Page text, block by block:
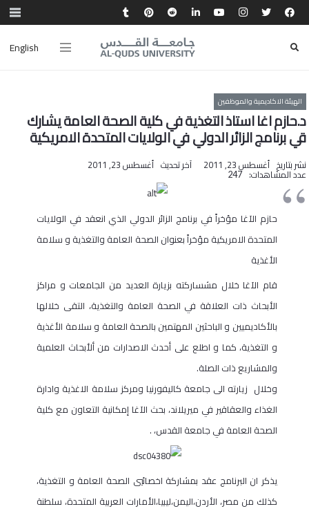
English
الهيئة الاكاديمية والموظفين
د.حازم اغا استاذ التغذية في كلية الصحة العامة يشارك
قي برنامج الزائر الدولي في الولايات المتحدة الامريكية
نشر بتاريخ أغسطس 23, 2011 آخر تحديث أغسطس 23, 2011
عدد المشاهدات: 247
حازم الآغا مؤخراً في برنامج الزائر الدولي الذي انعقد في الولايات
المتحدة الامريكية مؤخراً بعنوان الصحة العامة والتغذية و سلامة
الأغذية
قام الآغا خلال مشساركته بزيارة العديد من الجامعات و مراكز
الأبحاث ذات العلاقة في الصحة العامة والتغذية، التقى خلالها
بالأكاديميين و الباحثين المهتمين بالصحة العامة و سلامة الأغذية
و التغذية، كما و اطلع على أحدث الاصدارات من ألأبحاث العلمية
والمشاريع ذات الصلة.
وخلال زيارته الى جامعة كاليفورنيا ومركز سلامة الاغذية وادارة
الغذاء والعقاقير في ميريلاند، بحث الآغا إمكانية التعاون مع كلية
الصحة العامة في جامعة القدس، .
يذكر ان البرنامج عقد بمشاركة اخصائيي الصحة العامة و التغذية،
كذلك من مصر، الأردن،اليمن،ليبيا،الأمارات العربية المتحدة، سلطنة